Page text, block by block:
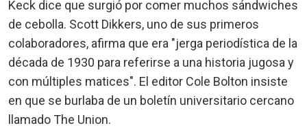
Keck dice que surgió por comer muchos sándwiches
de cebolla. Scott Dikkers, uno de sus primeros
colaboradores, afirma que era "jerga periodística de la
década de 1930 para referirse a una historia jugosa y
con múltiples matices". El editor Cole Bolton insiste
en que se burlaba de un boletín universitario cercano
llamado The Union.